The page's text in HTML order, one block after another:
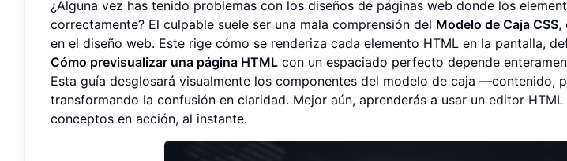
¿Alguna vez has tenido problemas con los diseños de páginas web donde los
correctamente? El culpable suele ser una mala comprensión del Modelo de Caja CSS,
en el diseño web. Este rige cómo se renderiza cada elemento HTML en la pantalla,
Cómo previsualizar una página HTML con un espaciado perfecto depende
Esta guía desglosará visualmente los componentes del modelo de caja —contenido,
transformando la confusión en claridad. Mejor aún, aprenderás a usar un editor HTML
conceptos en acción, al instante.